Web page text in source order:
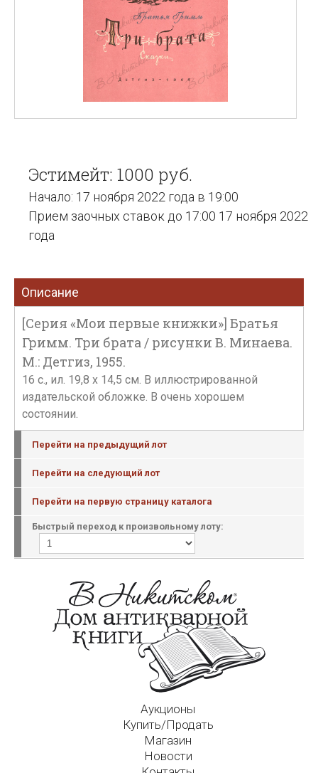
Эстимейт: 1000 руб.
Начало: 17 ноября 2022 года в 19:00
Прием заочных ставок до 17:00 17 ноября 2022
года
Описание
[Серия «Мои первые книжки»] Братья
Гримм. Три брата / рисунки В. Минаева.
М.: Детгиз, 1955.
16 с., ил. 19,8 х 14,5 см. В иллюстрированной
издательской обложке. В очень хорошем
состоянии.
Перейти на предыдущий лот
Перейти на следующий лот
Перейти на первую страницу каталога
Быстрый переход к произвольному лоту:
Аукционы
Купить/Продать
Магазин
Новости